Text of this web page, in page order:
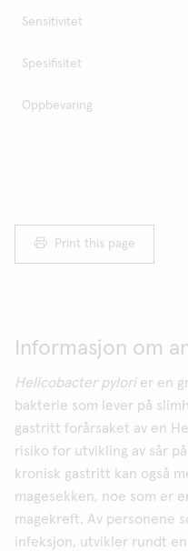
Sensitivitet
Spesifisitet
Oppbevaring
Print this page
Informasjon om
Helicobacter pylorier en
bakterie som lever på
gastritt forårsaket av en
risiko for utvikling av sår
kronisk gastritt kan også
magesekken, noe som er
magekreft. Av personene
infeksjon, utvikler rundt